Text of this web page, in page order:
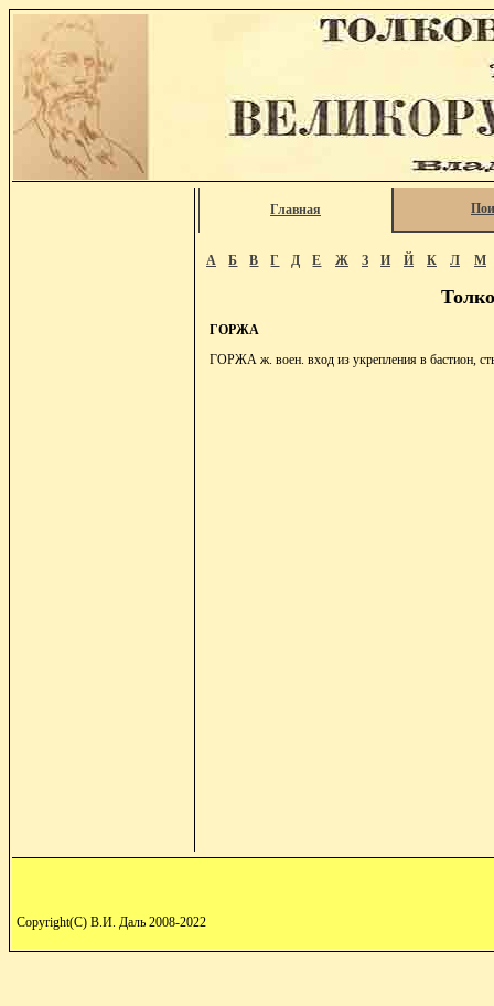
Главная
А Б В Г Д Е Ж З И Й К Л М
ГОРЖА
ГОРЖА ж. воен. вход из укрепления в бастион,
Copyright(C) В.И. Даль 2008-2022